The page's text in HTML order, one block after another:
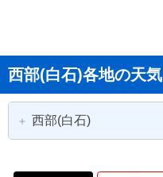
西部(白石)各地の天気
西部(白石)